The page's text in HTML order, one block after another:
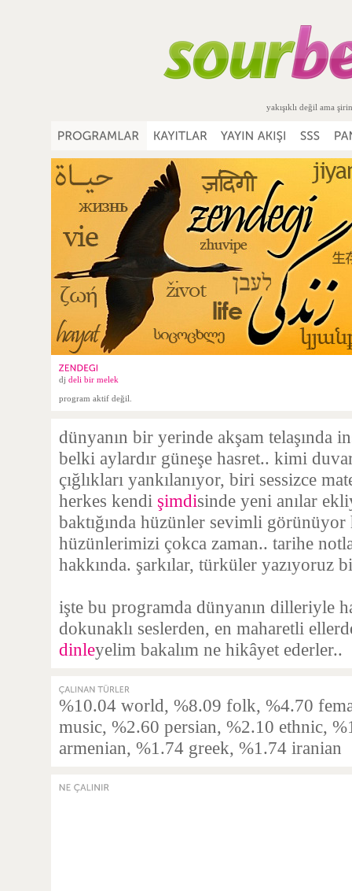
yakışıklı değil ama şirin
dj deli bir melek
program aktif değil.
dünyanın bir yerinde akşam telaşında
belki aylardır güneşe hasret.. kimi
çığlıkları yankılanıyor, biri sessizce
herkes kendi şimdisinde yeni anılar
baktığında hüzünler sevimli
hüzünlerimizi çokca zaman.. tarihe
hakkında. şarkılar, türküler yazıyoruz
işte bu programda dünyanın dilleriyle
dokunaklı seslerden, en maharetli
dinleyelim bakalım ne hikâyet ederler..
%10.04 world, %8.09 folk, %4.70
music, %2.60 persian, %2.10 ethnic,
armenian, %1.74 greek, %1.74 iranian